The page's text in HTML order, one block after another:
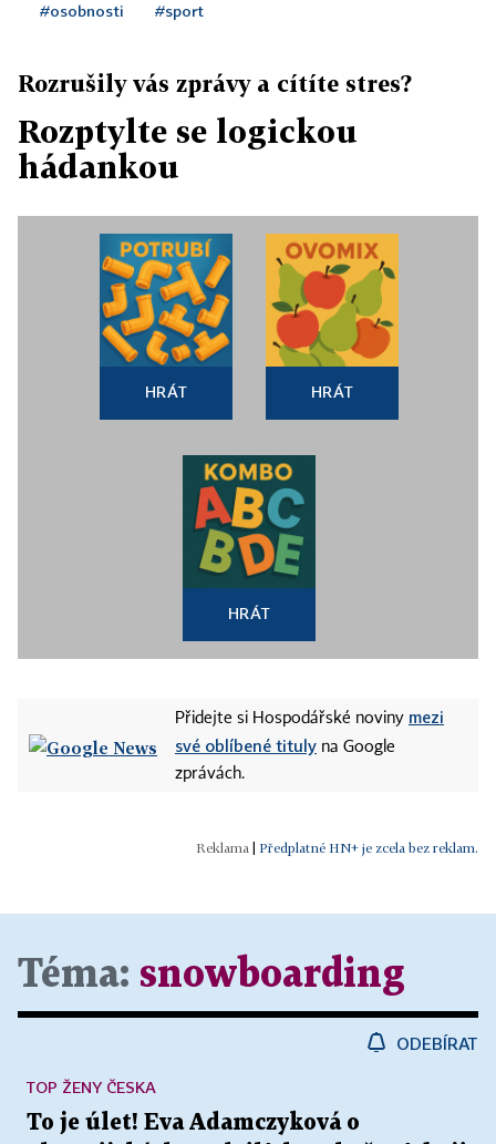
#osobnosti #sport
Rozrušily vás zprávy a cítíte stres?
Rozptylte se logickou
hádankou
HRÁT HRÁT
HRÁT
Přidejte si Hospodářské noviny mezi
své oblíbené tituly na Google
zprávách.
Předplatné HN+ je zcela bez reklam.
Téma: snowboarding
ODEBÍRAT
To je úlet! Eva Adamczyková o
TOP ŽENY ČESKA